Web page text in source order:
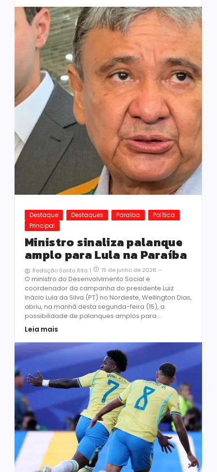
Destaque Destaques Paraíba
Política
Principal
Ministro sinaliza palanque
amplo para Lula na Paraíba
Redação Santa Rita 1 15 de junho de 2026 -
O ministro do Desenvolvimento Social e
coordenador da campanha do presidente Luiz
Inácio Lula da Silva (PT) no Nordeste, Wellington Dias,
abriu, na manhã desta segunda-feira (15), a
possibilidade de palanques amplos para...
Leia mais